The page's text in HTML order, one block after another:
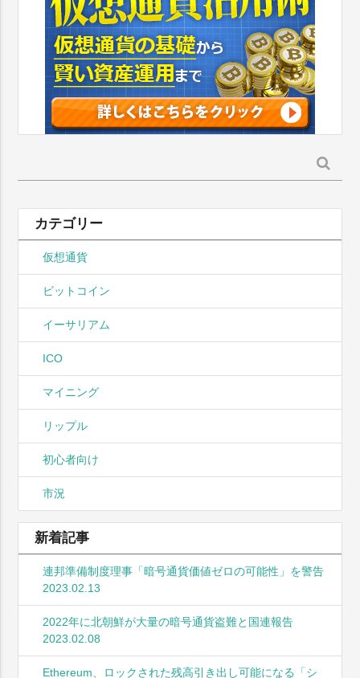
索:
カテゴリー
仮想通貨
ビットコイン
イーサリアム
ICO
マイニング
リップル
初心者向け
市況
新着記事
連邦準備制度理事「暗号通貨価値ゼロの可能性」を警告
2023.02.13
2022年に北朝鮮が大量の暗号通貨盗難と国連報告
2023.02.08
Ethereum、ロックされた残高引き出し可能になる「シ